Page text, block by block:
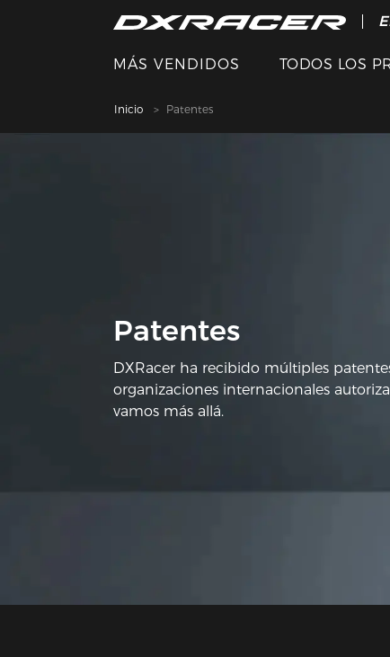
MÁS VENDIDOS TODOS LOS
Inicio Patentes
Patentes
DXRacer ha recibido múltiples
organizaciones internacionales
vamos más allá.